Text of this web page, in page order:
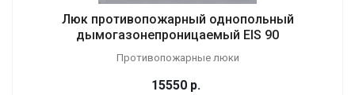
Люк противопожарный однопольный
дымогазонепроницаемый EIS 90
Противопожарные люки
15550 р.